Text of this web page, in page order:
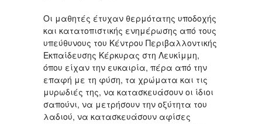
Οι μαθητές έτυχαν θερμότατης υποδοχής
και κατατοπιστικής ενημέρωσης από τους
υπεύθυνους του Κέντρου Περιβαλλοντικής
Εκπαίδευσης Κέρκυρας στη Λευκίμμη,
όπου είχαν την ευκαιρία, πέρα από την
επαφή με τη φύση, τα χρώματα και τις
μυρωδιές της, να κατασκευάσουν οι ίδιοι
σαπούνι, να μετρήσουν την οξύτητα του
λαδιού, να κατασκευάσουν αφίσες